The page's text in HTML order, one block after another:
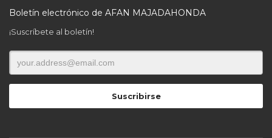
Boletín electrónico de AFAN MAJADAHONDA
¡Suscríbete al boletín!